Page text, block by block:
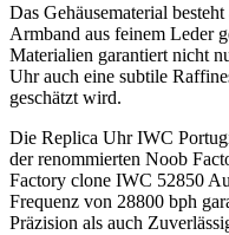
Das Gehäusematerial
Armband aus feinem Leder
Materialien garantiert nicht
Uhr auch eine subtile
geschätzt wird.
Die Replica Uhr IWC
der renommierten Noob
Factory clone IWC 52850
Frequenz von 28800 bph
Präzision als auch